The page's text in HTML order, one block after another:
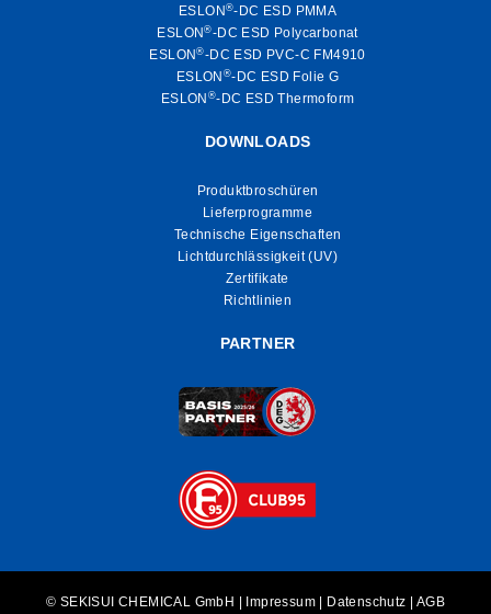
ESLON ®-DC ESD PMMA
ESLON®-DC ESD Polycarbonat
ESLON®-DC ESD PVC-C FM4910
ESLON ®-DC ESD Folie G
ESLON ®-DC ESD Thermoform
DOWNLOADS
Produktbroschüren
Lieferprogramme
Technische Eigenschaften
Lichtdurchlässigkeit (UV)
Zertifikate
Richtlinien
PARTNER
© SEKISUI CHEMICAL GmbH | Impressum Datenschutz AGB